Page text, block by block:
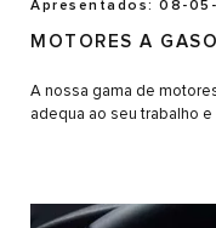
Apresentados: 08-
MOTORES A
A nossa gama de
adequa ao seu trabalho